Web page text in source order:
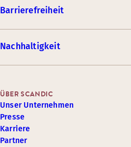
Barrierefreiheit
Nachhaltigkeit
ÜBER SCANDIC
Unser Unternehmen
Presse
Karriere
Partner